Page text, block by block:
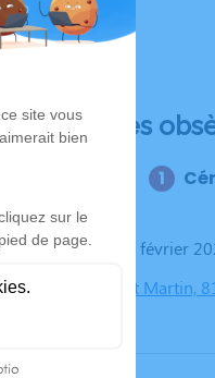
Déroulé des
Le jeudi 22 février
Église Saint Martin,